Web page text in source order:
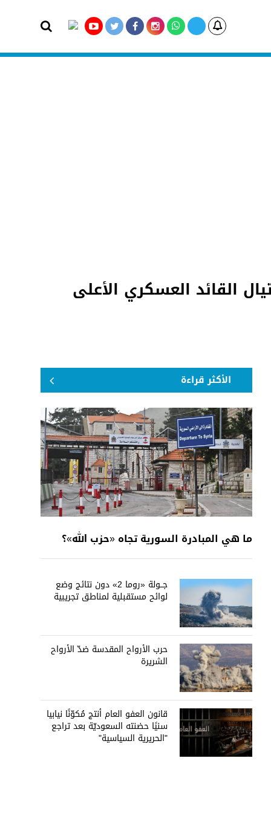
القائد العسكري الأعلى
الأكثر قراءة
ما هي المبادرة السورية تجاه «حزب الله»؟
جــولة «روما 2» دون نتائج وضع
لوائح مستقبلية لمناطق تجريبية
حرب الأرواح المقدسة ضدّ الأرواح
الشريرة
قانون العفو العام أنتج مُكوّنًا نيابيا
سنيًا حضنته السعوديّة بعد تراجع
"الحريرية السياسية"